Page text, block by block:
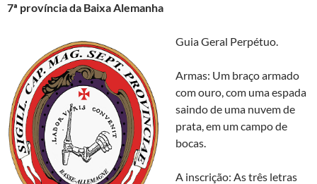
7ª província da Baixa Alemanha
Guia Geral Perpétuo.
Armas: Um braço armado
com ouro, com uma espada
saindo de uma nuvem de
prata, em um campo de
bocas.
A inscrição: As três letras